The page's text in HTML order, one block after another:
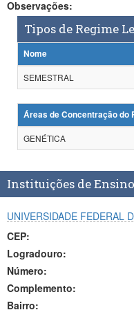
Observações:
Tipos de Regime
Nome
SEMESTRAL
Áreas de Concentração do
GENÉTICA
Instituições de
UNIVERSIDADE FEDERAL
CEP:
Logradouro:
Número:
Complemento:
Bairro: